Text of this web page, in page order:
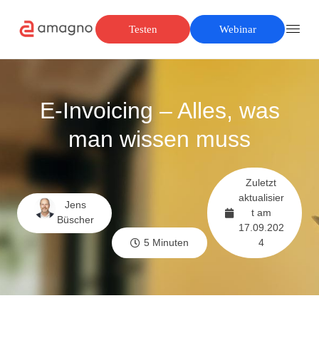
Testen Webinar
E-Invoicing – Alles, was
man wissen muss
Jens
Büscher
5 Minuten
Zuletzt
aktualisier
t am
17.09.202
4